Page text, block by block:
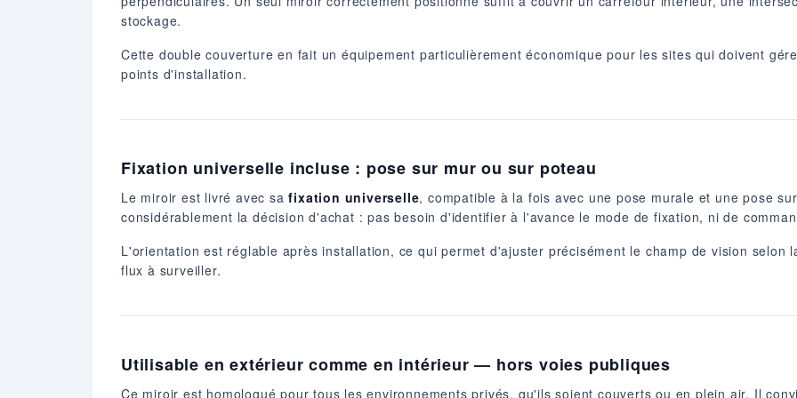
stockage.
Cette double couverture en fait un équipement particulièrement économique pour les sites qui doivent
points d'installation.
Fixation universelle incluse : pose sur mur ou sur poteau
Le miroir est livré avec safixation universelle, compatible à la fois avec une pose murale et une pose
considérablement la décision d'achat : pas besoin d'identifier à l'avance le mode de fixation, ni de
L'orientation est réglable après installation, ce qui permet d'ajuster précisément le champ de vision selon
flux à surveiller.
Utilisable en extérieur comme en intérieur — hors voies publiques
Ce miroir est homologué pour tous les environnements privés, qu'ils soient couverts ou en plein air. Il